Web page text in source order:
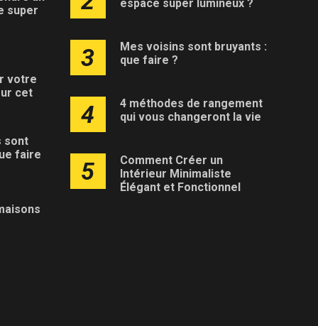
super
votre
cet
sont
faire
espace super lumineux ?
3
Mes voisins sont bruyants :
que faire ?
4
4 méthodes de rangement
qui vous changeront la vie
5
Comment Créer un
Intérieur Minimaliste
Élégant et Fonctionnel